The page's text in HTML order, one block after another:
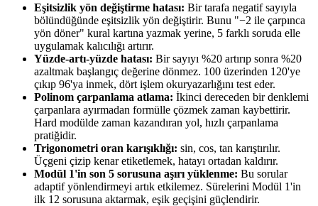
Eşitsizlik yön değiştirme hatası: Bir tarafa negatif sayıyla
bölündüğünde eşitsizlik yön değiştirir. Bunu "−2 ile çarpınca
yön döner" kural kartına yazmak yerine, 5 farklı soruda elle
uygulamak kalıcılığı artırır.
Yüzde-artı-yüzde hatası: Bir sayıyı %20 artırıp sonra %20
azaltmak başlangıç değerine dönmez. 100 üzerinden 120'ye
çıkıp 96'ya inmek, dört işlem okuryazarlığını test eder.
Polinom çarpanlama atlama: İkinci dereceden bir denklemi
çarpanlara ayırmadan formülle çözmek zaman kaybettirir.
Hard modülde zaman kazandıran yol, hızlı çarpanlama
pratiğidir.
Trigonometri oran karışıklığı: sin, cos, tan karıştırılır.
Üçgeni çizip kenar etiketlemek, hatayı ortadan kaldırır.
Modül 1'in son 5 sorusuna aşırı yüklenme: Bu sorular
adaptif yönlendirmeyi artık etkilemez. Sürelerini Modül 1'in
ilk 12 sorusuna aktarmak, eşik geçişini güçlendirir.